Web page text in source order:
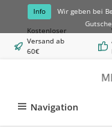
springen
Info Wir geben bei
Kostenloser
Versand ab
60€
Navigation